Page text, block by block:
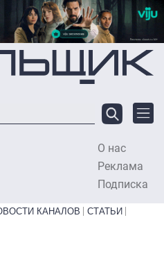
О нас
Реклама
Подписка
КАНАЛОВ
СТАТЬИ